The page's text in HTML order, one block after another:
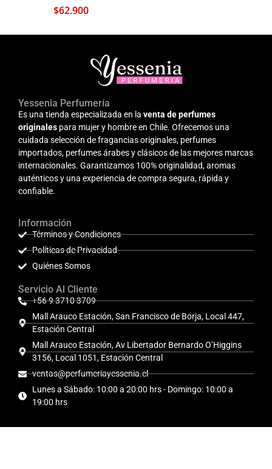
$62.900
Yessenia Perfumería
Es una tienda especializada en la venta de perfumes
originales para mujer y hombre en Chile. Ofrecemos una
cuidada selección de fragancias originales, perfumes
importados, perfumes árabes y clásicos de las mejores marcas
internacionales. Garantizamos 100% originalidad, aromas
auténticos y una experiencia de compra segura, rápida y
confiable.
Información
Términos y Condiciones
Políticas de Privacidad
Quiénes Somos
Servicio Al Cliente
+56 9 3710 3709
Mall Arauco Estación, San Francisco de Borja, Local 447,
Estación Central
Mall Arauco Estación, Av Libertador Bernardo O’Higgins
3156, Local 1051, Estación Central
ventas@perfumeriayessenia.cl
Lunes a Sábado: 10:00 a 20:00 hrs - Domingo: 10:00 a
19:00 hrs